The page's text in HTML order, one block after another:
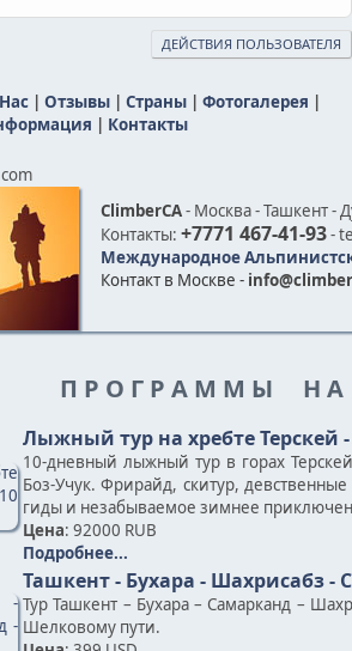
ДЕЙСТВИЯ ПОЛЬЗОВАТЕЛЯ
Отзывы Страны Фотогалерея
Контакты
ClimberCA- Москва - Ташкент -
Контакты: +7771 467-41-93-
Международное
Контакт в Москве -
П Р О Г Р А М М Ы Н
Лыжный тур на хребте Терскей
10-дневный лыжный тур в горах
Боз-Учук. Фрирайд, скитур,
гиды и незабываемое зимнее
Цена: 92000 RUB
Подробнее...
Ташкент - Бухара - Шахрисабз -
Тур Ташкент – Бухара – Самарканд –
Шелковому пути.